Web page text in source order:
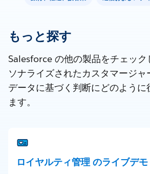
もっと探す
Salesforce の他の製品をチェッ
ソナライズされたカスタマージャ
データに基づく判断にどのように
ます。
ロイヤルティ管理 のライブデモ